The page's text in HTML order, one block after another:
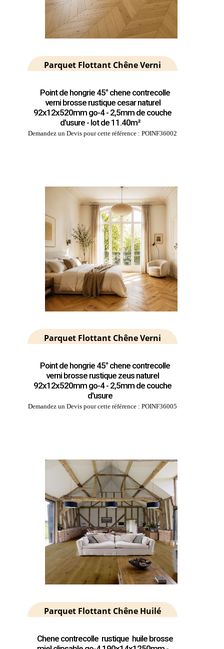
Parquet Flottant Chêne Verni
Point de hongrie 45° chene contrecolle
verni brosse rustique cesar naturel
92x12x520mm go-4 - 2,5mm de couche
d'usure - lot de 11.40m²
Demandez un Devis pour cette référence : POINF36002
Parquet Flottant Chêne Verni
Point de hongrie 45° chene contrecolle
verni brosse rustique zeus naturel
92x12x520mm go-4 - 2,5mm de couche
d'usure
Demandez un Devis pour cette référence : POINF36005
Parquet Flottant Chêne Huilé
Chene contrecolle rustique huile brosse